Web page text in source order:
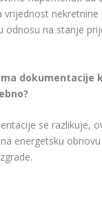
nekretnine
odnosu na stanje
dokumentacije
se razlikuje,
energetsku